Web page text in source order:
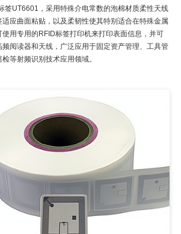
签UT6601，采用特殊介电常数的泡棉材质柔性天线
应曲面粘贴，以及柔韧性使其特别适合在特殊金属
用专用的RFID标签打印机来打印表面信息，并可
阅读器和天线，广泛应用于固定资产管理、工具管
等射频识别技术应用领域。